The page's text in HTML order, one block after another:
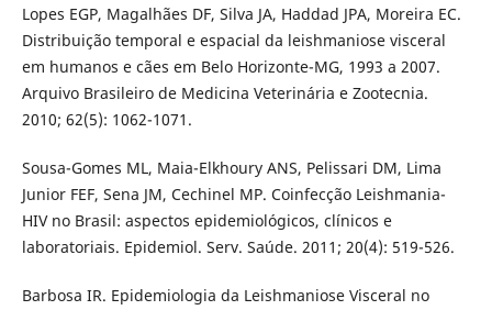
Lopes EGP, Magalhães DF, Silva JA, Haddad JPA, Moreira EC.
Distribuição temporal e espacial da leishmaniose visceral
em humanos e cães em Belo Horizonte-MG, 1993 a 2007.
Arquivo Brasileiro de Medicina Veterinária e Zootecnia.
2010; 62(5): 1062-1071.
Sousa-Gomes ML, Maia-Elkhoury ANS, Pelissari DM, Lima
Junior FEF, Sena JM, Cechinel MP. Coinfecção Leishmania-
HIV no Brasil: aspectos epidemiológicos, clínicos e
laboratoriais. Epidemiol. Serv. Saúde. 2011; 20(4): 519-526.
Barbosa IR. Epidemiologia da Leishmaniose Visceral no